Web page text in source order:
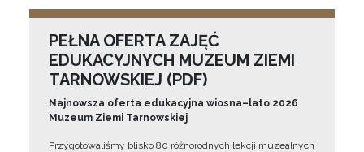
PEŁNA OFERTA ZAJĘĆ
EDUKACYJNYCH MUZEUM ZIEMI
TARNOWSKIEJ (PDF)
Najnowsza oferta edukacyjna wiosna–lato 2026
Muzeum Ziemi Tarnowskiej
Przygotowaliśmy blisko 80 różnorodnych lekcji muzealnych